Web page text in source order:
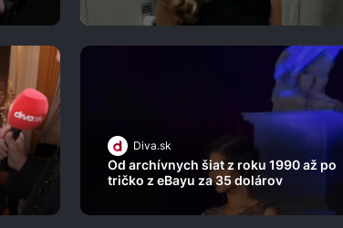
Diva.sk
Od archívnych šiat z roku 1990 až po
tričko z eBayu za 35 dolárov